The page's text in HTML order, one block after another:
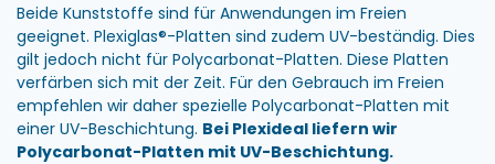
Beide Kunststoffe sind für Anwendungen im Freien
geeignet. Plexiglas®-Platten sind zudem UV-beständig. Dies
gilt jedoch nicht für Polycarbonat-Platten. Diese Platten
verfärben sich mit der Zeit. Für den Gebrauch im Freien
empfehlen wir daher spezielle Polycarbonat-Platten mit
einer UV-Beschichtung. Bei Plexideal liefern wir
Polycarbonat-Platten mit UV-Beschichtung.